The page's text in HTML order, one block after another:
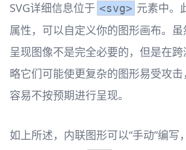
SVG详细信息位于 <svg> 元素中。
属性，可以自定义你的图形画布。
呈现图像不是完全必要的，但是在
略它们可能使更复杂的图形易受攻
容易不按预期进行呈现。
如上所述，内联图形可以“手动”编写